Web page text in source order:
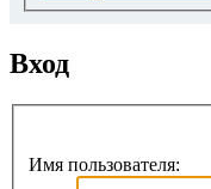
Вход
Имя пользователя: